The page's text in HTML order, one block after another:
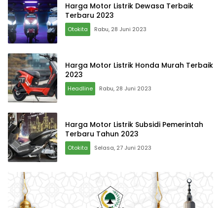
Harga Motor Listrik Dewasa Terbaik
Terbaru 2023
Otokita Rabu, 28 Juni 2023
Harga Motor Listrik Honda Murah Terbaik
2023
Headline Rabu, 28 Juni 2023
Harga Motor Listrik Subsidi Pemerintah
Terbaru Tahun 2023
Otokita Selasa, 27 Juni 2023